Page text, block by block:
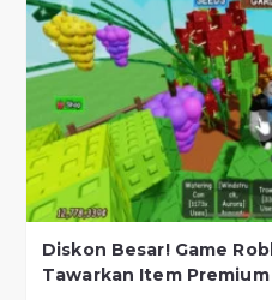
Diskon Besar! Game
Tawarkan Item